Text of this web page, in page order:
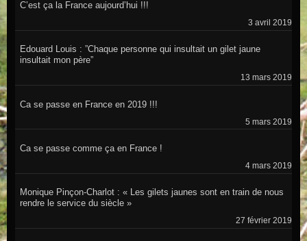
C’est ça la France aujourd’hui !!!
3 avril 2019
Edouard Louis : ”Chaque personne qui insultait un gilet jaune
insultait mon père”
13 mars 2019
Ca se passe en France en 2019 !!!
5 mars 2019
Ca se passe comme ça en France !
4 mars 2019
Monique Pinçon-Charlot : « Les gilets jaunes sont en train de nous
rendre le service du siècle »
27 février 2019